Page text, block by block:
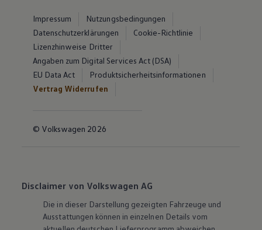
Impressum
Nutzungsbedingungen
Datenschutzerklärungen
Cookie-Richtlinie
Lizenzhinweise Dritter
Angaben zum Digital Services Act (DSA)
EU Data Act
Produktsicherheitsinformationen
Vertrag Widerrufen
© Volkswagen 2026
Disclaimer von Volkswagen AG
Die in dieser Darstellung gezeigten Fahrzeuge und
Ausstattungen können in einzelnen Details vom